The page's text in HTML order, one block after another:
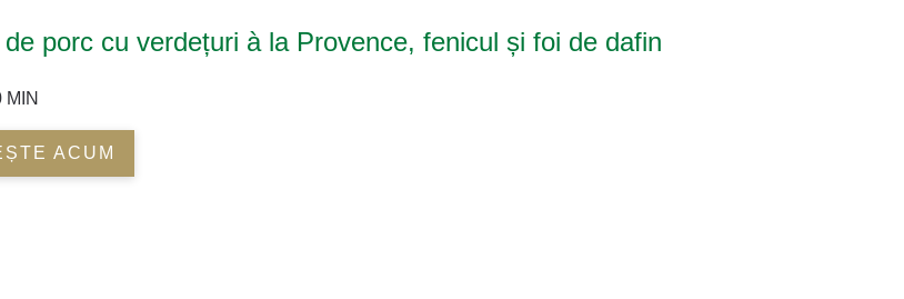
porc cu verdețuri à la Provence, fenicul și foi de dafin
MIN
ACUM